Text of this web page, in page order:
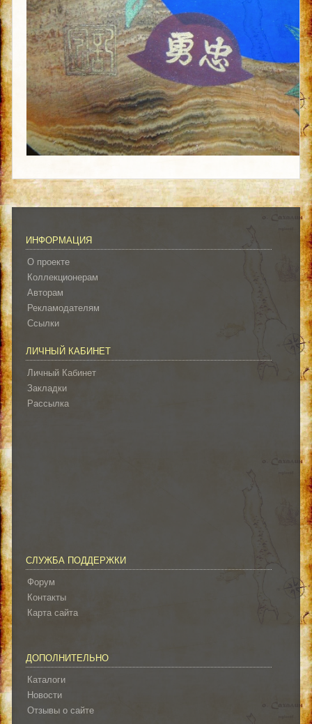
ИНФОРМАЦИЯ
О проекте
Коллекционерам
Авторам
Рекламодателям
Ссылки
ЛИЧНЫЙ КАБИНЕТ
Личный Кабинет
Закладки
Рассылка
СЛУЖБА ПОДДЕРЖКИ
Форум
Контакты
Карта сайта
ДОПОЛНИТЕЛЬНО
Каталоги
Новости
Отзывы о сайте